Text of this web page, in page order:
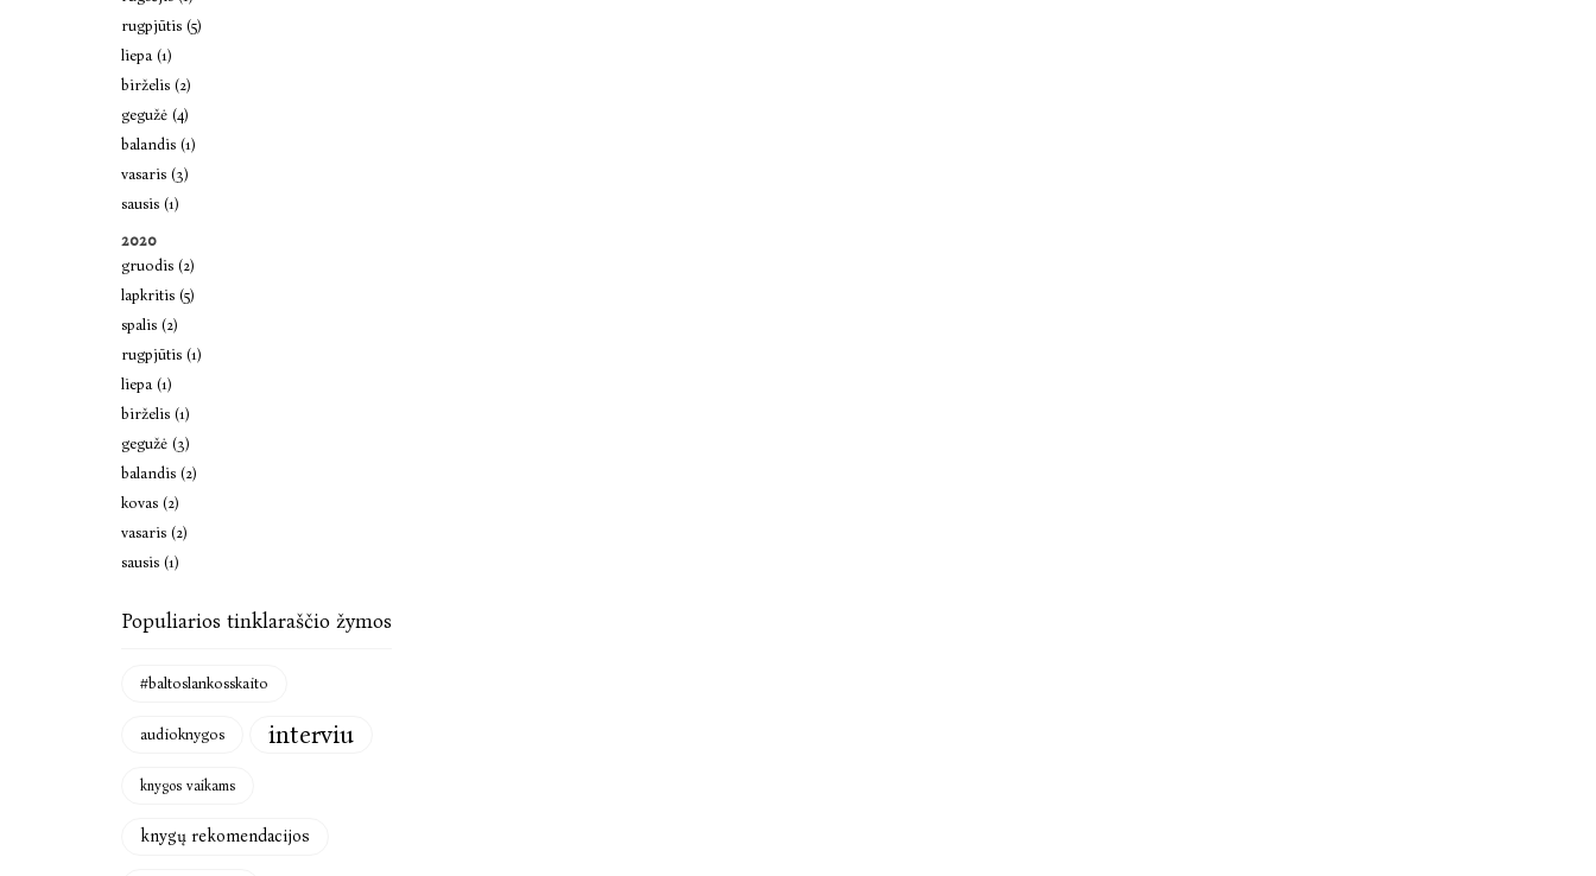
rugpjūtis (5)
liepa (1)
birželis (2)
gegužė (4)
balandis (1)
vasaris (3)
sausis (1)
2020
gruodis (2)
lapkritis (5)
spalis (2)
rugpjūtis (1)
liepa (1)
birželis (1)
gegužė (3)
balandis (2)
kovas (2)
vasaris (2)
sausis (1)
Populiarios tinklaraščio žymos
#baltoslankosskaito
audioknygos interviu
knygos vaikams
knygų rekomendacijos